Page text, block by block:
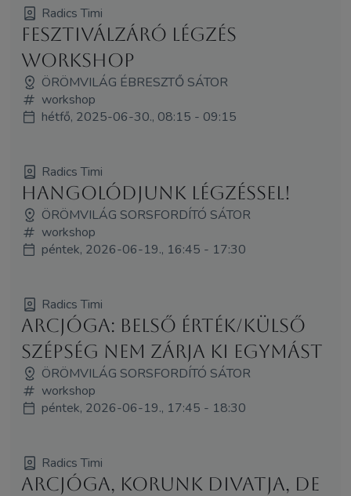
Radics Timi
Fesztiválzáró légzés
workshop
ÖRÖMVILÁG ÉBRESZTŐ SÁTOR
workshop
hétfő, 2025-06-30., 08:15 - 09:15
Radics Timi
Hangolódjunk légzéssel!
ÖRÖMVILÁG SORSFORDÍTÓ SÁTOR
workshop
péntek, 2026-06-19., 16:45 - 17:30
Radics Timi
Arcjóga: Belső érték/külső
szépség nem zárja ki egymást
ÖRÖMVILÁG SORSFORDÍTÓ SÁTOR
workshop
péntek, 2026-06-19., 17:45 - 18:30
Radics Timi
Arcjóga, korunk divatja, de